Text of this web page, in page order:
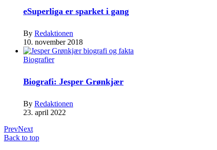
eSuperliga er sparket i gang
By Redaktionen
10. november 2018
Biografier
Biografi: Jesper Grønkjær
By Redaktionen
23. april 2022
PrevNext
Back to top